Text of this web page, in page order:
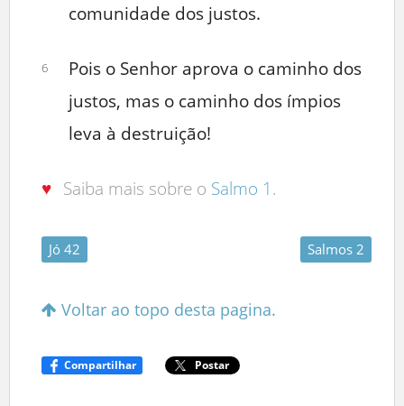
comunidade dos justos.
6
Pois o Senhor aprova o caminho dos
justos, mas o caminho dos ímpios
leva à destruição!
♥ Saiba mais sobre o Salmo 1.
Jó 42 Salmos 2
Voltar ao topo desta pagina.
Compartilhar Postar